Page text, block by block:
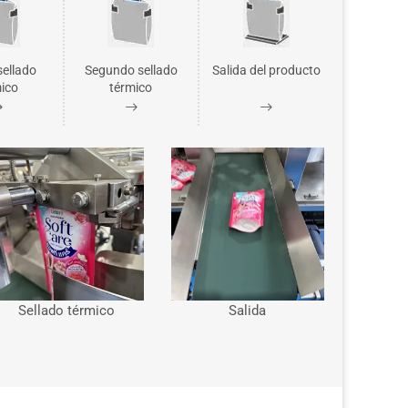
Segundo sellado
térmico
Salida del producto
Sellado térmico Salida